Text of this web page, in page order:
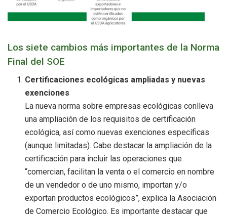
Los siete cambios más importantes de la Norma
Final del SOE
Certificaciones ecológicas ampliadas y nuevas
exenciones
La nueva norma sobre empresas ecológicas conlleva
una ampliación de los requisitos de certificación
ecológica, así como nuevas exenciones específicas
(aunque limitadas). Cabe destacar la ampliación de la
certificación para incluir las operaciones que
“comercian, facilitan la venta o el comercio en nombre
de un vendedor o de uno mismo, importan y/o
exportan productos ecológicos”, explica la Asociación
de Comercio Ecológico. Es importante destacar que